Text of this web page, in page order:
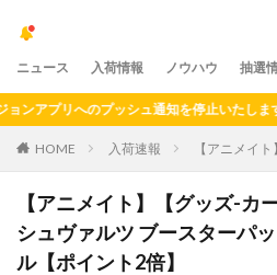
ニュース 入荷情報 ノウハウ 抽選
リへのプッシュ通知を停止いたします。）
HOME 入荷速報 【アニメイ
【アニメイト】【グッズ-カ
シュヴァルツ ブースターパ
ル【ポイント2倍】